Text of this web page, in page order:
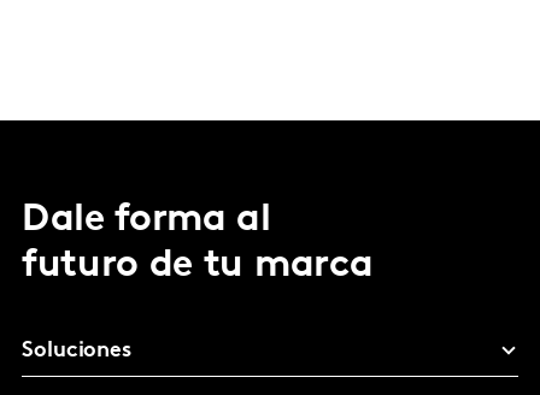
Dale forma al
futuro de tu marca
Soluciones